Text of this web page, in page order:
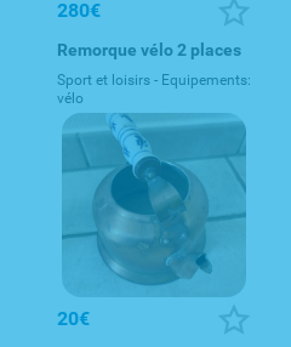
280€
Remorque vélo 2 places
Sport et loisirs - Equipements:
vélo
20€